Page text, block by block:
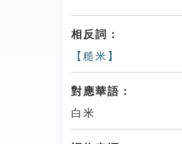
相反詞：
【糙米】
對應華語：
白米